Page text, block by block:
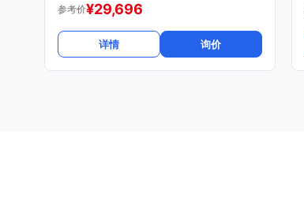
参考价¥29,696
详情 询价